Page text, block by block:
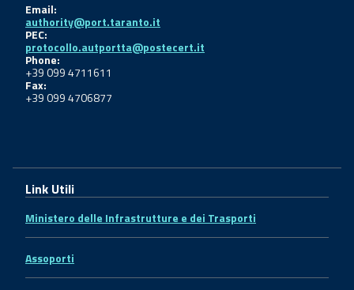
Email:
authority@port.taranto.it
PEC:
protocollo.autportta@postecert.it
Phone:
+39 099 4711611
Fax:
+39 099 4706877
Link Utili
Ministero delle Infrastrutture e dei Trasporti
Assoporti